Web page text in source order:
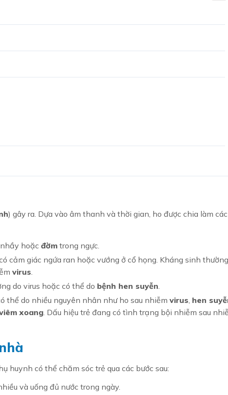
) gây ra. Dựa vào âm thanh và thời gian, ho được chia làm các
hoặc đờm trong ngực.
cảm giác ngứa ran hoặc vướng ở cổ họng. Kháng sinh thường
virus
do virus hoặc có thể do bệnh hen suyễn
thể do nhiều nguyên nhân như ho sau nhiễm virus hen
xoang . Dấu hiệu trẻ đang có tình trạng bội nhiễm sau
huynh có thể chăm sóc trẻ qua các bước sau:
và uống đủ nước trong ngày.